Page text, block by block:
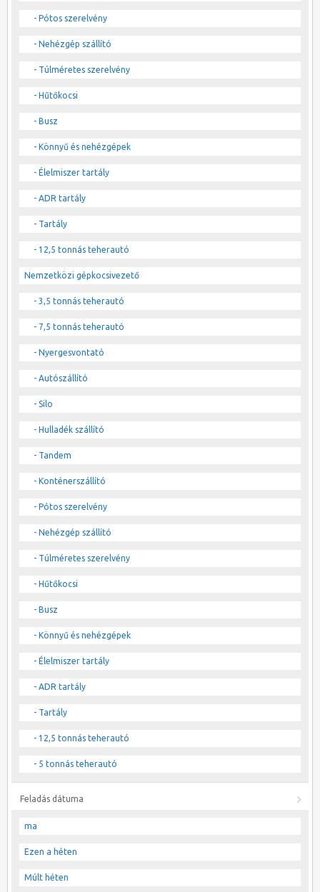
- Pótos szerelvény
- Nehézgép szállító
- Túlméretes szerelvény
- Hűtőkocsi
- Busz
- Könnyű és nehézgépek
- Élelmiszer tartály
- ADR tartály
- Tartály
- 12,5 tonnás teherautó
Nemzetközi gépkocsivezető
- 3,5 tonnás teherautó
- 7,5 tonnás teherautó
- Nyergesvontató
- Autószállító
- Silo
- Hulladék szállító
- Tandem
- Konténerszállító
- Pótos szerelvény
- Nehézgép szállító
- Túlméretes szerelvény
- Hűtőkocsi
- Busz
- Könnyű és nehézgépek
- Élelmiszer tartály
- ADR tartály
- Tartály
- 12,5 tonnás teherautó
- 5 tonnás teherautó
Feladás dátuma
ma
Ezen a héten
Múlt héten